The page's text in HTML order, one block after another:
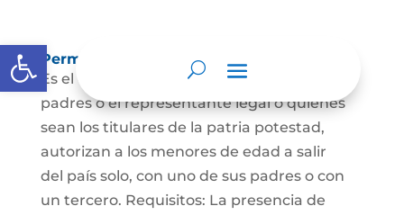
Abrir barra de herramientas
Permisos de salida de país temporal
Es el documento mediante el cual los
padres o el representante legal o quienes
sean los titulares de la patria potestad,
autorizan a los menores de edad a salir
del país solo, con uno de sus padres o con
un tercero. Requisitos: La presencia de